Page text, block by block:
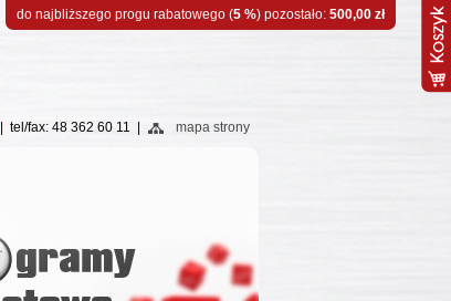
do najbliższego progu rabatowego (5 %) pozostało: 500,00 zł
mapa strony
| tel/fax: 48 362 60 11 |